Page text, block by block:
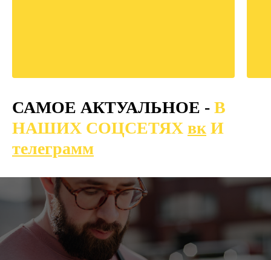
САМОЕ АКТУАЛЬНОЕ - В
НАШИХ СОЦСЕТЯХ вк И
телеграмм